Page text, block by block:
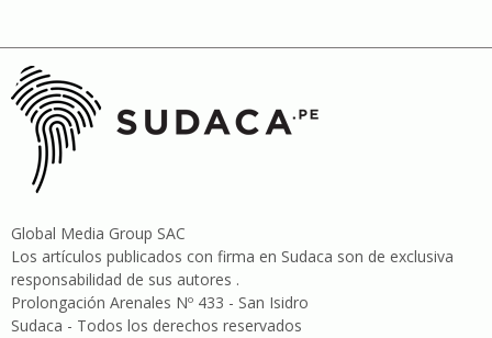
Global Media Group SAC
Los artículos publicados con firma en Sudaca son de exclusiva
responsabilidad de sus autores .
Prolongación Arenales Nº 433 - San Isidro
Sudaca - Todos los derechos reservados